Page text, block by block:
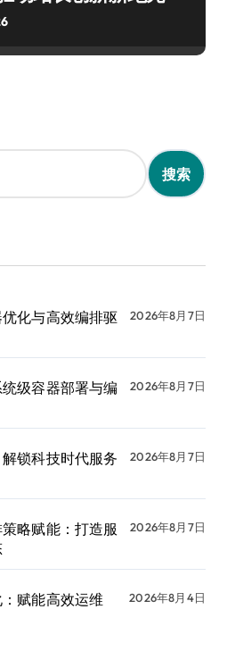
化与高效编排驱
2026年8月7日
级容器部署与编
2026年8月7日
锁科技时代服务
2026年8月7日
略赋能：打造服
2026年8月7日
赋能高效运维 2026年8月4日